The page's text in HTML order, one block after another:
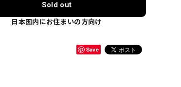
Sold out
日本国内にお住まいの方向け
Save